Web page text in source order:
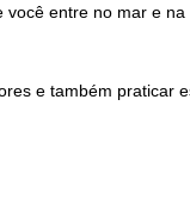
entre no mar e na
e também praticar